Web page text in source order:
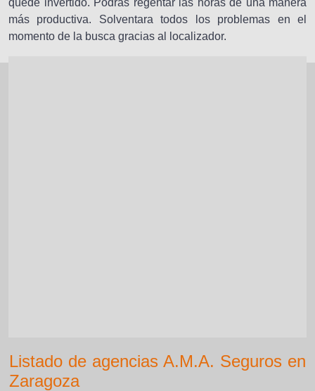
quede invertido. Podrás regentar las horas de una manera
más productiva. Solventara todos los problemas en el
momento de la busca gracias al localizador.
Listado de agencias A.M.A. Seguros en
Zaragoza